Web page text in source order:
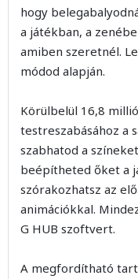
hogy
a játékban, a
amiben szeretnél.
módod alapján.
Körülbelül 16,8
testreszabásához a
szabhatod a
beépítheted őket a
szórakozhatsz az
animációkkal.
G HUB szoftvert.
A megfordítható